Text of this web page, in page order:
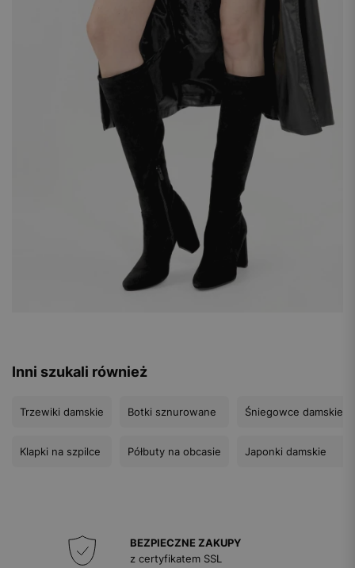
Inni szukali również
Trzewiki damskie
Klapki na szpilce
Botki sznurowane
Półbuty na obcasie
Śniegowce damskie
Japonki damskie
BEZPIECZNE ZAKUPY
z certyfikatem SSL